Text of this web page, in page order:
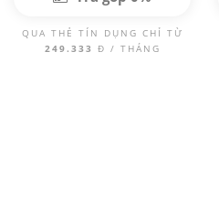
QUA THẺ TÍN DỤNG CHỈ TỪ
249.333 Đ / THÁNG